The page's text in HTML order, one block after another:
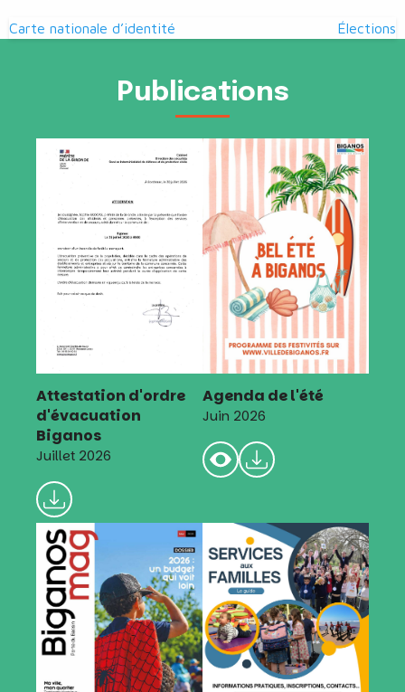
Navigation
Carte nationale d’identité Élections
Publications
Attestation d'ordre
d'évacuation
Biganos
Juillet 2026
Agenda de l'été
Juin 2026